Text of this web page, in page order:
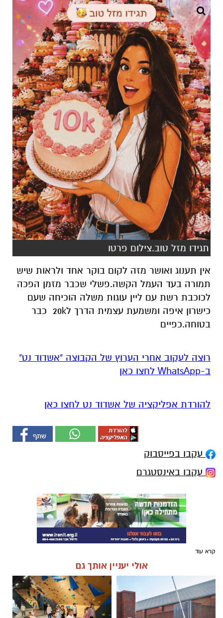
תגידו מזל טוב.צילום פרטו
אין תענוג ואושר מזה לקום בוקר אחד ולראות שיש
תמורה בעד העמל הקשה.פשלי שכבר מזמן הפכה
לכוכבת רשת עם ליין עוגות משלה הוכיחה שעם
כישרון איפה ומשמעת עצמית הדרך ל20k כבר
בטוחה.כפיים
רוצה לעקוב אחרי הערוץ של הקבוצה "אשדוד נט"
ב-WhatsApp לחצו כאן
להורדת אפליקציה של אשדוד נט לחצו כאן
עקבו בפייסבוק
עקבו באינסטגרם
קרא עוד
אולי יעניין אותך גם